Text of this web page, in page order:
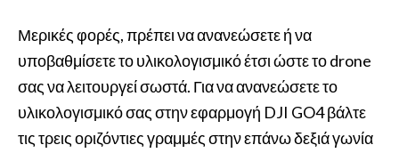
Μερικές φορές, πρέπει να ανανεώσετε ή να
υποβαθμίσετε το υλικολογισμικό έτσι ώστε το drone
σας να λειτουργεί σωστά. Για να ανανεώσετε το
υλικολογισμικό σας στην εφαρμογή DJI GO4 βάλτε
τις τρεις οριζόντιες γραμμές στην επάνω δεξιά γωνία